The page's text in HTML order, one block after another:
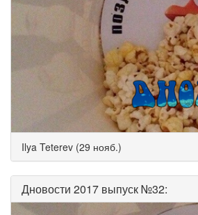
Ilya Teterev (29 нояб.)
Дновости 2017 выпуск №32: